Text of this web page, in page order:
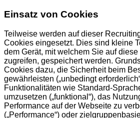
Einsatz von Cookies
Teilweise werden auf dieser
Cookies eingesetzt. Dies sind kleine
dem Gerät, mit welchem Sie auf
zugreifen, gespeichert werden.
Cookies dazu, die Sicherheit beim
gewährleisten („unbedingt
Funktionalitäten wie Standard-
umzusetzen („funktional“), das
Performance auf der Webseite zu
(„Performance“) oder